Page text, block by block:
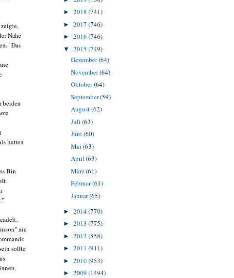
Nähe
Das
beiden
hatten
Bin
nie
sollte
► 2018 (741)
► 2017 (746)
► 2016 (746)
▼ 2015 (749)
Dezember(64)
November(64)
Oktober(64)
September(59)
August(62)
Juli (63)
Juni (60)
Mai (63)
April (63)
März(61)
Februar(61)
Januar(65)
► 2014(770)
► 2013 (775)
► 2012 (858)
► 2011 (911)
► 2010(953)
► 2009 (1494)